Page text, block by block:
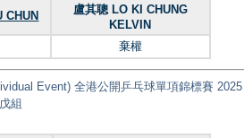
CHUN
盧其聰 LO KI CHUNG
KELVIN
棄權
Event) 全港公開乒乓球單項錦標賽 2025
組